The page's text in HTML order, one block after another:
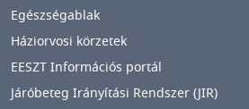
Egészségablak
Háziorvosi körzetek
EESZT Információs portál
Járóbeteg Irányítási Rendszer (JIR)